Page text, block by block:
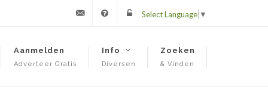
Select Language ▼
Aanmelden
Adverteer Gratis
Info
Diversen
Zoeken
& Vinden